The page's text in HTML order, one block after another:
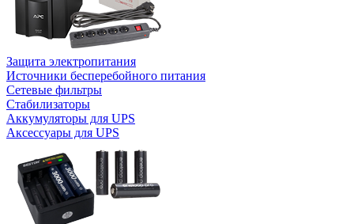
Защита электропитания
Источники бесперебойного питания
Сетевые фильтры
Стабилизаторы
Аккумуляторы для UPS
Аксессуары для UPS